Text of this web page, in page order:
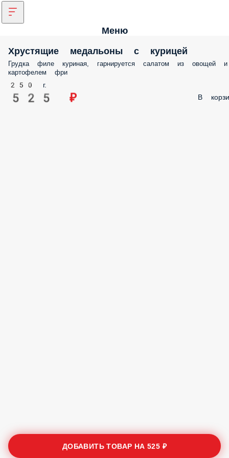
Меню
Хрустящие медальоны с курицей
Грудка филе куриная, гарнируется салатом из овощей и
картофелем фри
250 г.
525 ₽ В
ДОБАВИТЬ ТОВАР НА525 ₽